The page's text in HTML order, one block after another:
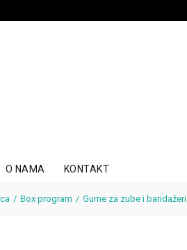
O NAMA KONTAKT
Box program Gume za zube i bandažeri